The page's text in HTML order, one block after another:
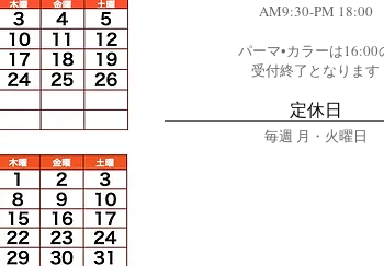
AM9:30-PM 18:00
パーマ•カラーは16:00
受付終了となります
​定休日
毎週 月・ 火曜日